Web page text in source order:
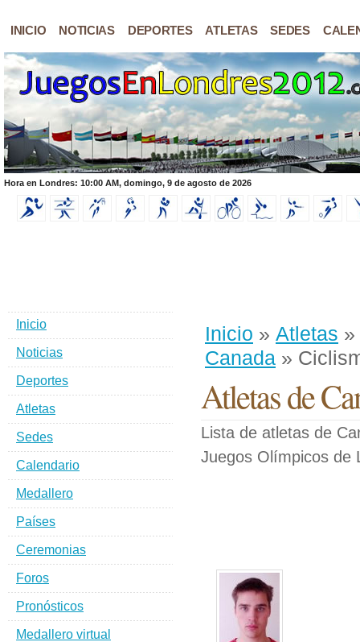
INICIO NOTICIAS DEPORTES ATLETAS SEDES
Hora en Londres: 10:00 AM, domingo, 9 de agosto de 2026
Inicio » Atletas »
Canada »
Atletas de
Lista de atletas de
Juegos Olímpicos de
Inicio
Noticias
Deportes
Atletas
Sedes
Calendario
Medallero
Países
Ceremonias
Foros
Pronósticos
Medallero virtual